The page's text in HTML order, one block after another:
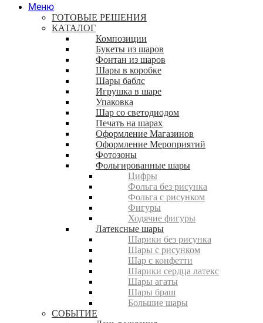
Меню
ГОТОВЫЕ РЕШЕНИЯ
КАТАЛОГ
Композиции
Букеты из шаров
Фонтан из шаров
Шары в коробке
Шары баблс
Игрушка в шаре
Упаковка
Шар со светодиодом
Печать на шарах
Оформление Магазинов
Оформление Мероприятий
Фотозоны
Фольгированные шары
Цифры
Фольга без рисунка
Фольга с рисунком
Фигуры
Ходячие фигуры
Латексные шары
Шарики без рисунка
Шары с рисунком
Шар с конфетти
Шарики сердца латекс
Шары агаты
Шары браш
Большие шары
СОБЫТИЕ